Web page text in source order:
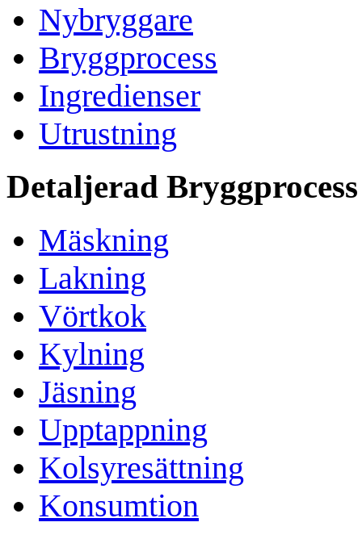
Nybryggare
Bryggprocess
Ingredienser
Utrustning
Detaljerad Bryggprocess
Mäskning
Lakning
Vörtkok
Kylning
Jäsning
Upptappning
Kolsyresättning
Konsumtion